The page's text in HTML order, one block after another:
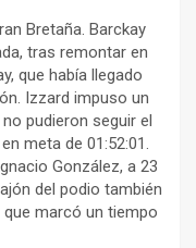
Bretaña. Barckay
tras remontar en
que había llegado
Izzard impuso un
pudieron seguir el
meta de 01:52:01.
González, a 23
del podio también
marcó un tiempo